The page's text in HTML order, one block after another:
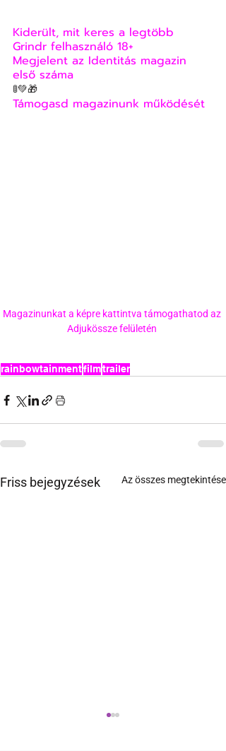
Kiderült, mit keres a legtöbb
Grindr felhasználó 18+
Megjelent az Identitás magazin
első száma
🚦💚🎁
Támogasd magazinunk működését
Magazinunkat a képre kattintva támogathatod az
Adjukössze felületén
rainbowtainmentfilmtrailer
Friss bejegyzések Az összes megtekintése